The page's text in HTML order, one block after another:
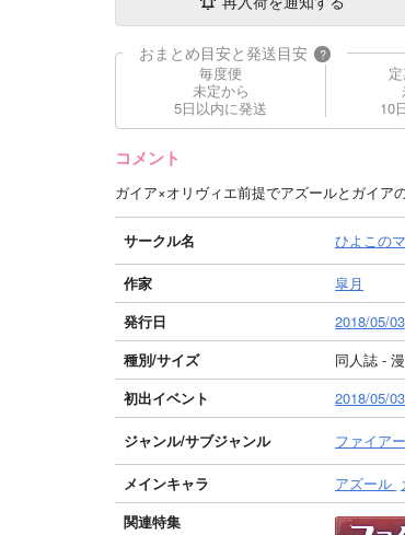
おまとめ目安と発送目安 ?
毎度便
未定から
5日以内に発送
10
コメント
ガイア×オリヴィエ前提でアズールとガイア
サークル名 ひよこの
作家
皐月
発行日
2018/05/03
種別/サイズ
同人誌 -
初出イベント
2018/05/
ジャンル/サブジャンル ファイア
メインキャラ アズール
関連特集